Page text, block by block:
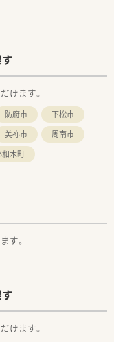
応や返品された商品の
充実した福利厚生のも
。
時間をしっかり確保し
きます。
けます。
防府市
下松市
美祢市
周南市
木町
す。
けます。